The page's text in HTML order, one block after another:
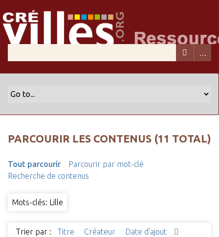
PARCOURIR LES CONTENUS (11 TOTAL)
Tout parcourir
Parcourir par mot-clé
Recherche de contenus
Mots-clés: Lille
Trier par : Titre Créateur Date d'ajout